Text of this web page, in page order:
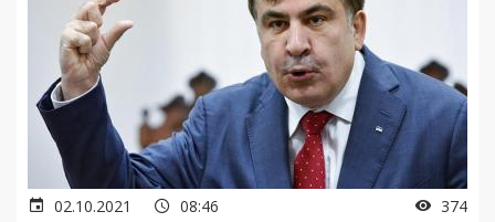
02.10.2021 08:46 374